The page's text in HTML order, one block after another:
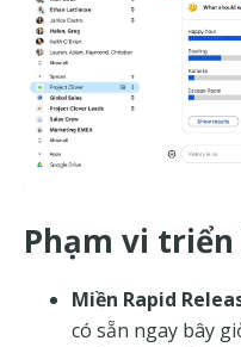
Phạm vi
Miền Rapid
có sẵn ngay bây